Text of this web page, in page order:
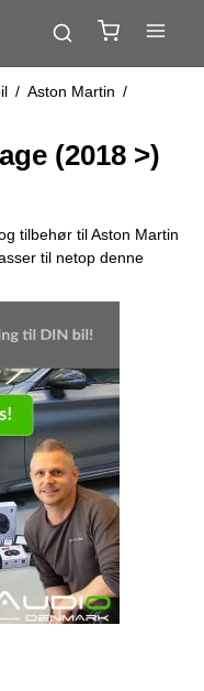
/ Aston Martin /
(2018 >)
tilbehør til Aston Martin
til netop denne